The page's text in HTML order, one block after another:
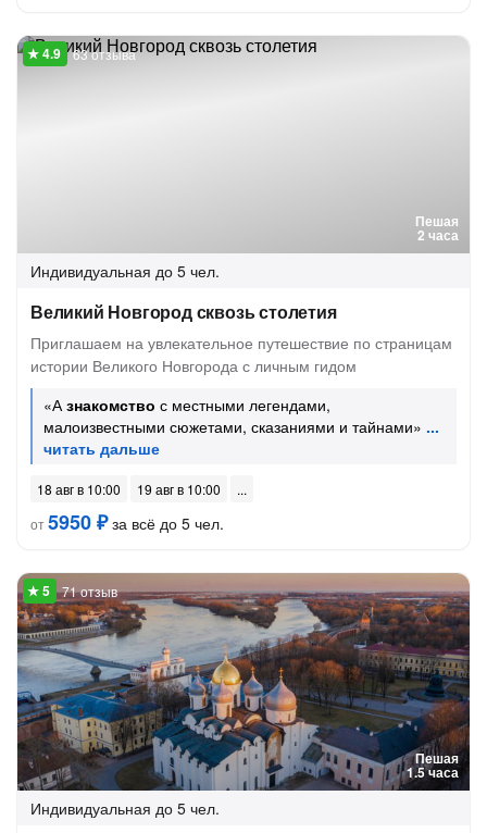
Пешая
2 часа
63 отзыва
Индивидуальная до 5 чел.
Великий Новгород сквозь столетия
Приглашаем на увлекательное путешествие по страницам
истории Великого Новгорода с личным гидом
«Азнакомство с местными легендами,
малоизвестными сюжетами, сказаниями и тайнами»
18 авг в 10:00
19 авг в 10:00
от5950 ₽за всё до 5 чел.
Пешая
1.5 часа
71 отзыв
Индивидуальная до 5 чел.